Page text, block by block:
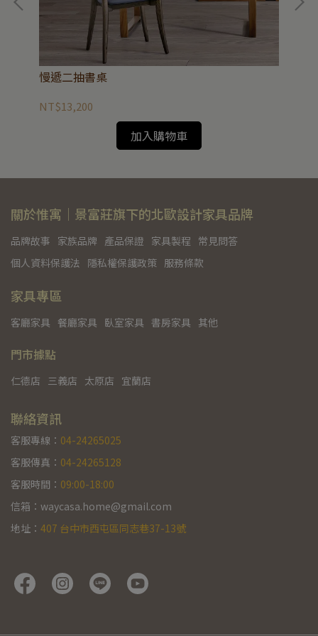
慢遞二抽書桌
NT$13,200
加入購物車
關於惟寓｜景富莊旗下的北歐設計家具品牌
品牌故事 家族品牌 產品保證 家具製程 常見問答
個人資料保護法 隱私權保護政策 服務條款
家具專區
客廳家具 餐廳家具 臥室家具 書房家具 其他
門市據點
仁德店 三義店 太原店 宜蘭店
聯絡資訊
客服專線： 04-24265025
客服傳真： 04-24265128
客服時間： 09:00-18:00
信箱：waycasa.home@gmail.com
地址： 407 台中市西屯區同志巷37-13號